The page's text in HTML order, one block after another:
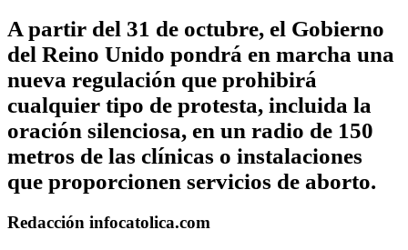
A partir del 31 de octubre, el Gobierno
del Reino Unido pondrá en marcha una
nueva regulación que prohibirá
cualquier tipo de protesta, incluida la
oración silenciosa, en un radio de 150
metros de las clínicas o instalaciones
que proporcionen servicios de aborto.
Redacción infocatolica.com